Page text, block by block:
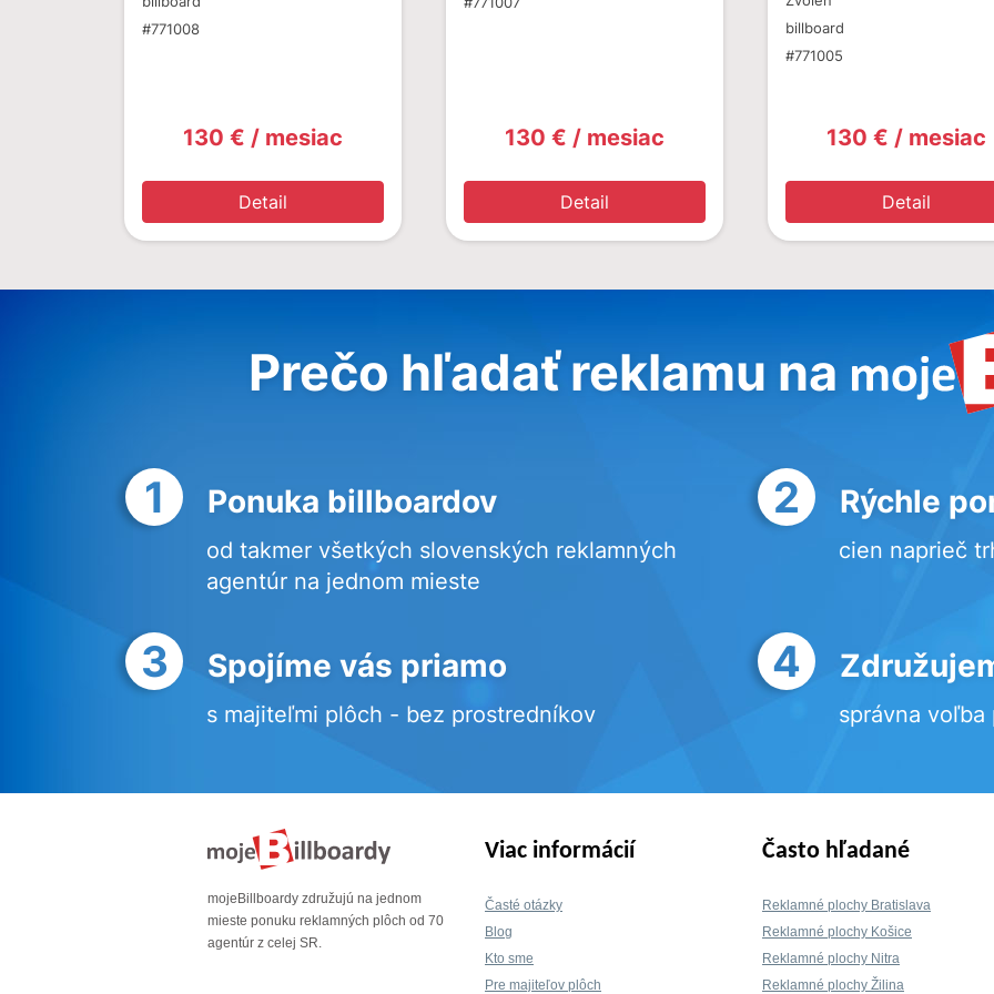
#771008
130 € / mesiac
Detail
130 € / mesiac
Detail
billboard
#771005
130 € / mesiac
Detail
Prečo hľadať reklamu na
1 Ponuka billboardov
od takmer všetkých slovenských reklamných
agentúr na jednom mieste
2 Rýchle
cien naprieč
3 Spojíme vás priamo
s majiteľmi plôch - bez prostredníkov
4
správna voľba
mojeBillboardy združujú na jednom
mieste ponuku reklamných plôch od 70
agentúr z celej SR.
Viac informácií
Časté otázky
Blog
Kto sme
Pre majiteľov plôch
Často hľadané
Reklamné plochy Bratislava
Reklamné plochy Košice
Reklamné plochy Nitra
Reklamné plochy Žilina